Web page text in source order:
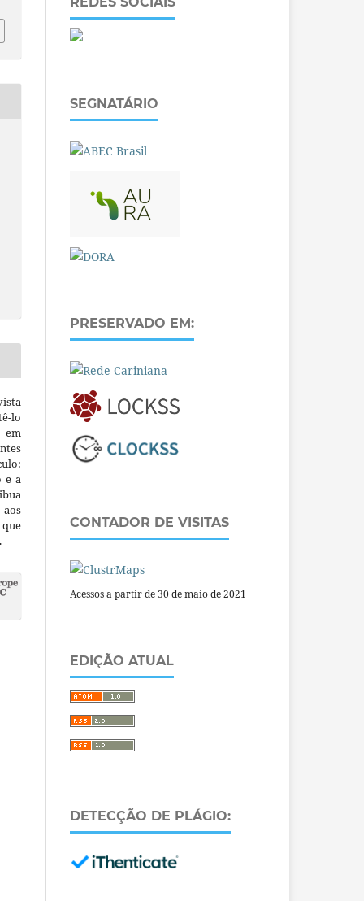
lo
em
e a
SEGNATÁRIO
PRESERVADO EM:
CONTADOR DE VISITAS
Acessos a partir de 30 de maio de 2021
EDIÇÃO ATUAL
DETECÇÃO DE PLÁGIO: